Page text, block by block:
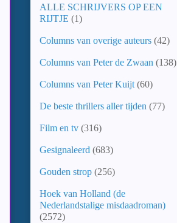
ALLE SCHRIJVERS OP EEN
RIJTJE (1)
Columns van overige auteurs (42)
Columns van Peter de Zwaan (138)
Columns van Peter Kuijt (60)
De beste thrillers aller tijden (77)
Film en tv (316)
Gesignaleerd (683)
Gouden strop (256)
Hoek van Holland (de
Nederlandstalige misdaadroman)
(2572)